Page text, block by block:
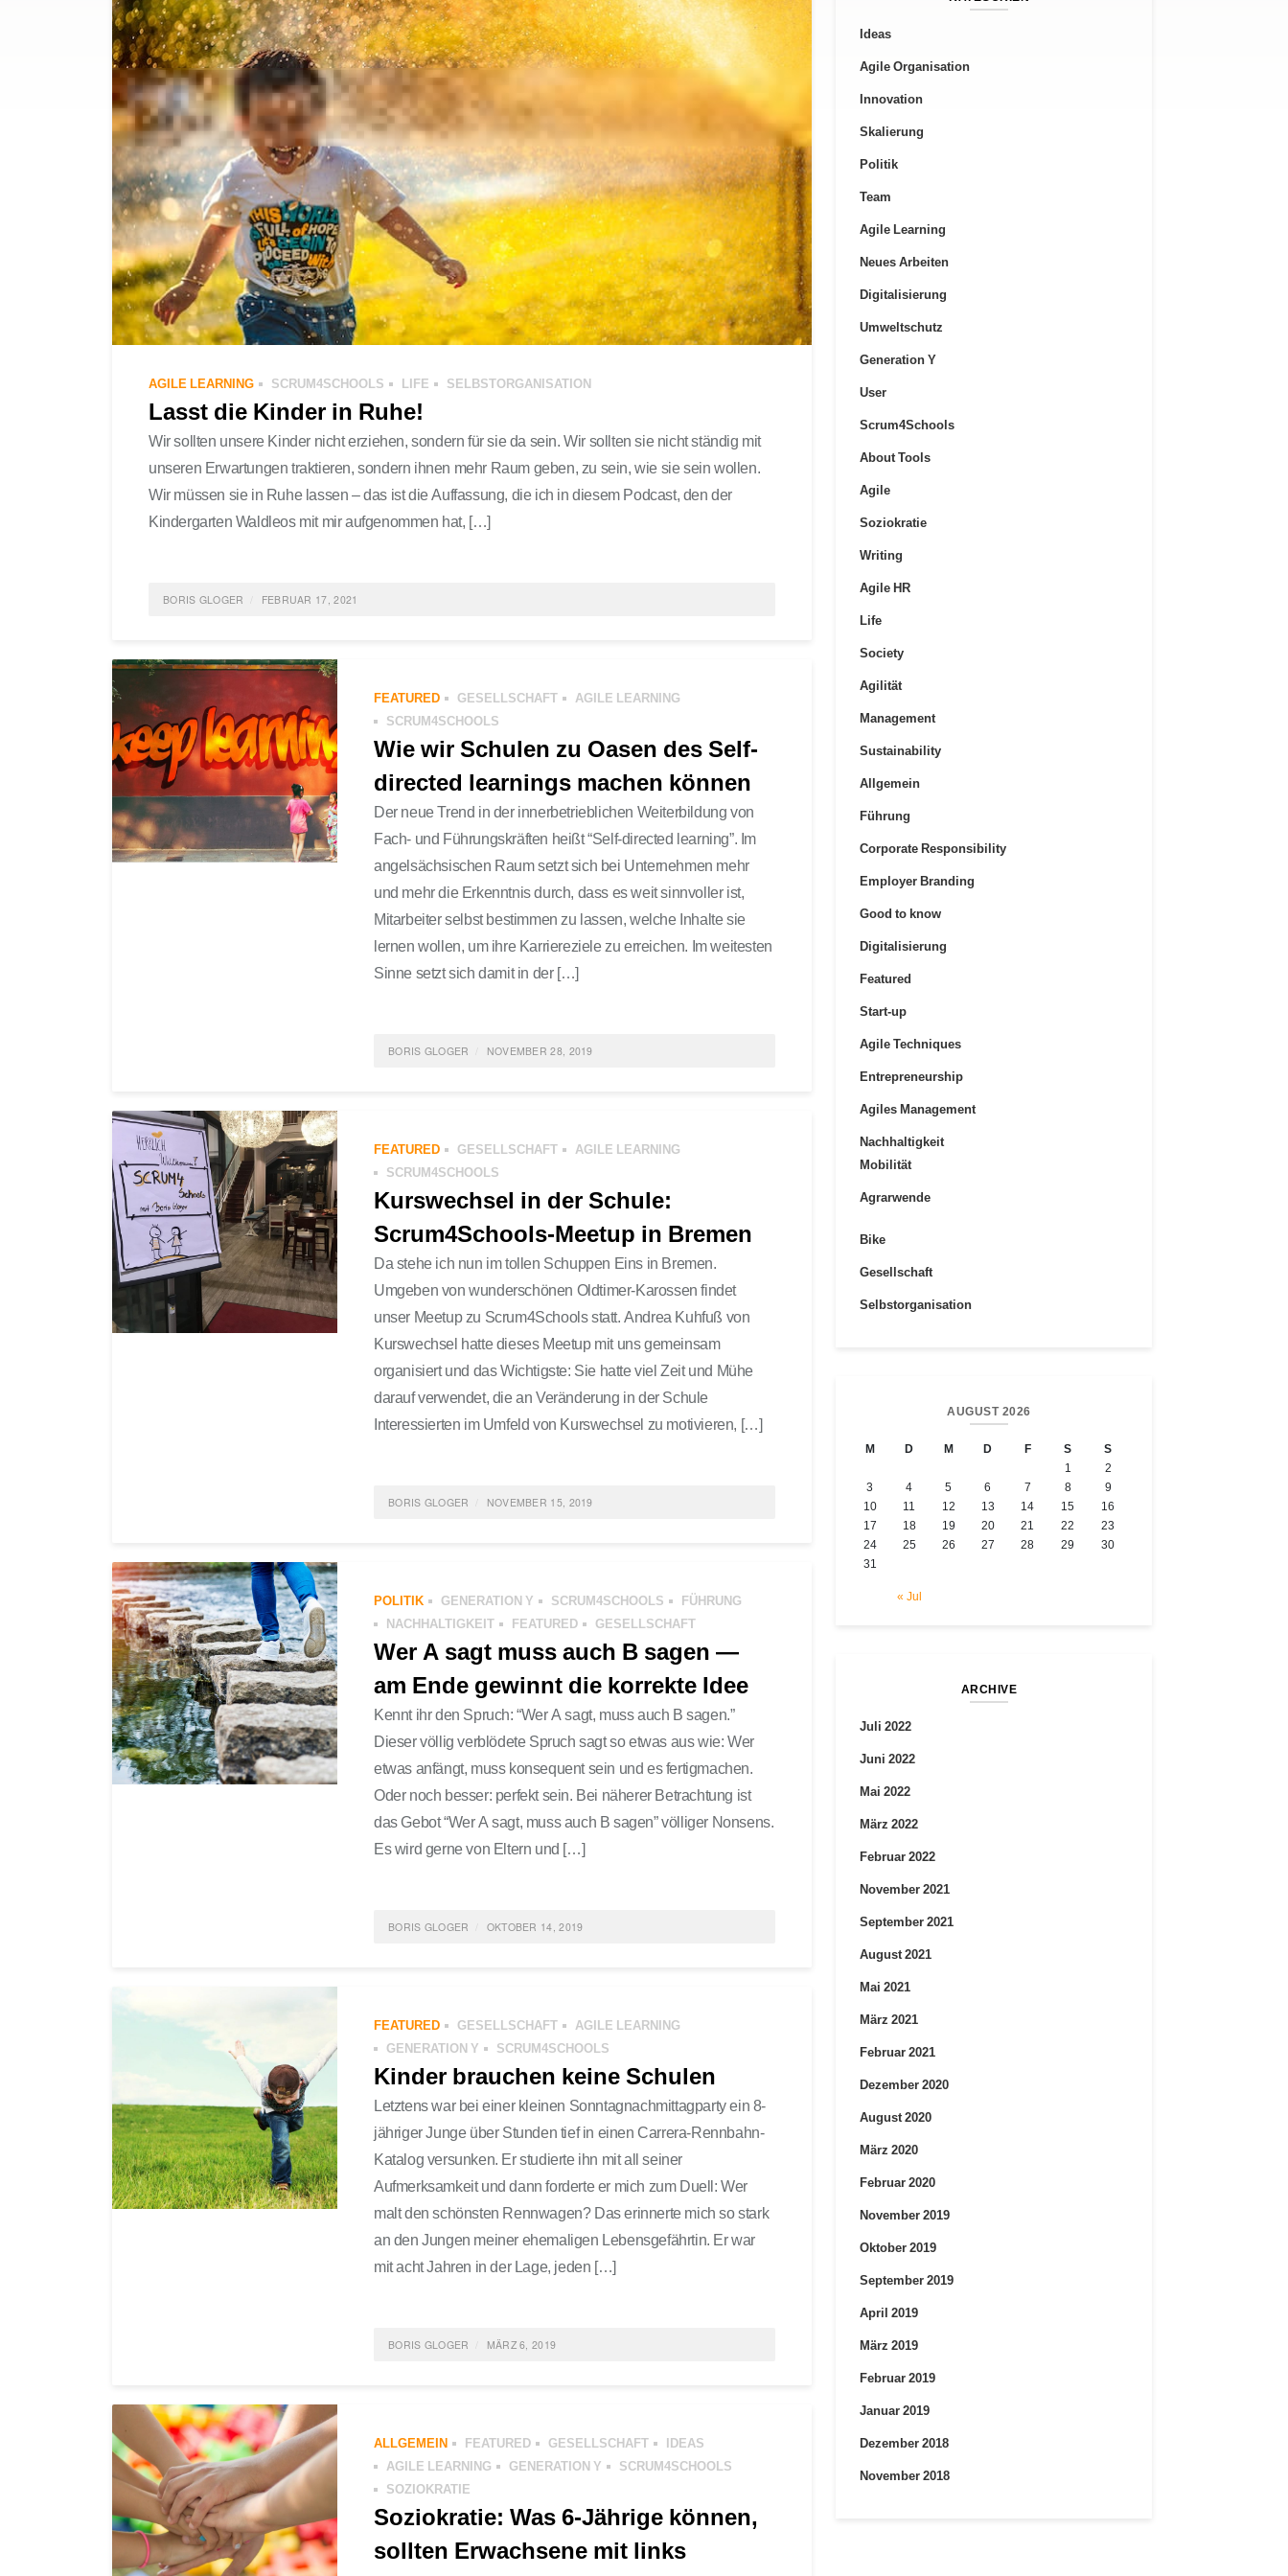
AGILE LEARNING SCRUM4SCHOOLS LIFE SELBSTORGANISATION
Lasst die Kinder in Ruhe!
Wir sollten unsere Kinder nicht erziehen, sondern für sie da sein. Wir sollten sie nicht ständig mit
unseren Erwartungen traktieren, sondern ihnen mehr Raum geben, zu sein, wie sie sein wollen.
Wir müssen sie in Ruhe lassen – das ist die Auffassung, die ich in diesem Podcast, den der
Kindergarten Waldleos mit mir aufgenommen hat, […]
BORIS GLOGER FEBRUAR 17, 2021
FEATURED GESELLSCHAFT
AGILE LEARNING
SCRUM4SCHOOLS
Wie wir Schulen zu Oasen des Self-
directed learnings machen können
Der neue Trend in der innerbetrieblichen Weiterbildung von
Fach- und Führungskräften heißt “Self-directed learning”. Im
angelsächsischen Raum setzt sich bei Unternehmen mehr
und mehr die Erkenntnis durch, dass es weit sinnvoller ist,
Mitarbeiter selbst bestimmen zu lassen, welche Inhalte sie
lernen wollen, um ihre Karriereziele zu erreichen. Im weitesten
Sinne setzt sich damit in der […]
BORIS GLOGER NOVEMBER 28, 2019
FEATURED GESELLSCHAFT
AGILE LEARNING
SCRUM4SCHOOLS
Kurswechsel in der Schule:
Scrum4Schools-Meetup in Bremen
Da stehe ich nun im tollen Schuppen Eins in Bremen.
Umgeben von wunderschönen Oldtimer-Karossen findet
unser Meetup zu Scrum4Schools statt. Andrea Kuhfuß von
Kurswechsel hatte dieses Meetup mit uns gemeinsam
organisiert und das Wichtigste: Sie hatte viel Zeit und Mühe
darauf verwendet, die an Veränderung in der Schule
Interessierten im Umfeld von Kurswechsel zu motivieren, […]
BORIS GLOGER NOVEMBER 15, 2019
POLITIK GENERATION Y SCRUM4SCHOOLS
FÜHRUNG
NACHHALTIGKEIT
FEATURED GESELLSCHAFT
Wer A sagt muss auch B sagen —
am Ende gewinnt die korrekte Idee
Kennt ihr den Spruch: “Wer A sagt, muss auch B sagen.”
Dieser völlig verblödete Spruch sagt so etwas aus wie: Wer
etwas anfängt, muss konsequent sein und es fertigmachen.
Oder noch besser: perfekt sein. Bei näherer Betrachtung ist
das Gebot “Wer A sagt, muss auch B sagen” völliger Nonsens.
Es wird gerne von Eltern und […]
BORIS GLOGER OKTOBER 14, 2019
FEATURED GESELLSCHAFT
AGILE LEARNING
GENERATION Y
SCRUM4SCHOOLS
Kinder brauchen keine Schulen
Letztens war bei einer kleinen Sonntagnachmittagparty ein 8-
jähriger Junge über Stunden tief in einen Carrera-Rennbahn-
Katalog versunken. Er studierte ihn mit all seiner
Aufmerksamkeit und dann forderte er mich zum Duell: Wer
malt den schönsten Rennwagen? Das erinnerte mich so stark
an den Jungen meiner ehemaligen Lebensgefährtin. Er war
mit acht Jahren in der Lage, jeden […]
BORIS GLOGER MÄRZ 6, 2019
GESELLSCHAFT0 COMMENTS
ALLGEMEIN FEATURED GESELLSCHAFT
IDEAS
AGILE LEARNING
GENERATION Y
SCRUM4SCHOOLS
SOZIOKRATIE
Soziokratie: Was 6-Jährige können,
sollten Erwachsene mit links
Ideas
Agile Organisation
Innovation
Skalierung
Politik
Team
Agile Learning
Neues Arbeiten
Digitalisierung
Umweltschutz
Generation Y
User
Scrum4Schools
About Tools
Agile
Soziokratie
Writing
Agile HR
Life
Society
Agilität
Management
Sustainability
Allgemein
Führung
Corporate Responsibility
Employer Branding
Good to know
Digitalisierung
Featured
Start-up
Agile Techniques
Entrepreneurship
Agiles Management
Nachhaltigkeit
Mobilität
Agrarwende
Bike
Gesellschaft
Selbstorganisation
AUGUST 2026
M D M D F S S
« Jul
1
2
3
4 5 6 7 8
9
10
11 12 13 14 15
16
17
18 19 20 21 22
23
24
25 26 27 28 29
30
31
ARCHIVE
Juli 2022
Juni 2022
Mai 2022
März 2022
Februar 2022
November 2021
September 2021
August 2021
Mai 2021
März 2021
Februar 2021
Dezember 2020
August 2020
März 2020
Februar 2020
November 2019
Oktober 2019
September 2019
April 2019
März 2019
Februar 2019
Januar 2019
Dezember 2018
November 2018